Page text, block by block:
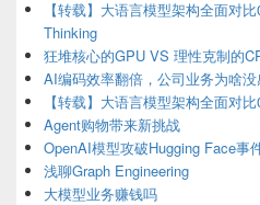
【转载】大语言模型架构全面对
Thinking
狂堆核心的GPU VS 理性克制的
AI编码效率翻倍，公司业务为啥
【转载】大语言模型架构全面对
Agent购物带来新挑战
OpenAI模型攻破Hugging Face事
浅聊Graph Engineering
大模型业务赚钱吗